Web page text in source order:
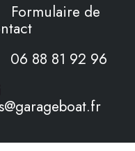
Formulaire de
06 88 81 92 96